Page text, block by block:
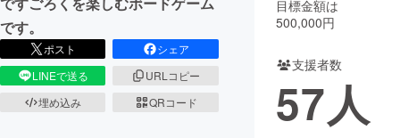
です。
ポスト
シェア
LINEで送る
URLコピー
埋め込み
QRコード
目標金額は
500,000円
支援者数
57人